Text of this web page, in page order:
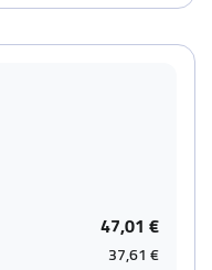
47,01 €
37,61 €